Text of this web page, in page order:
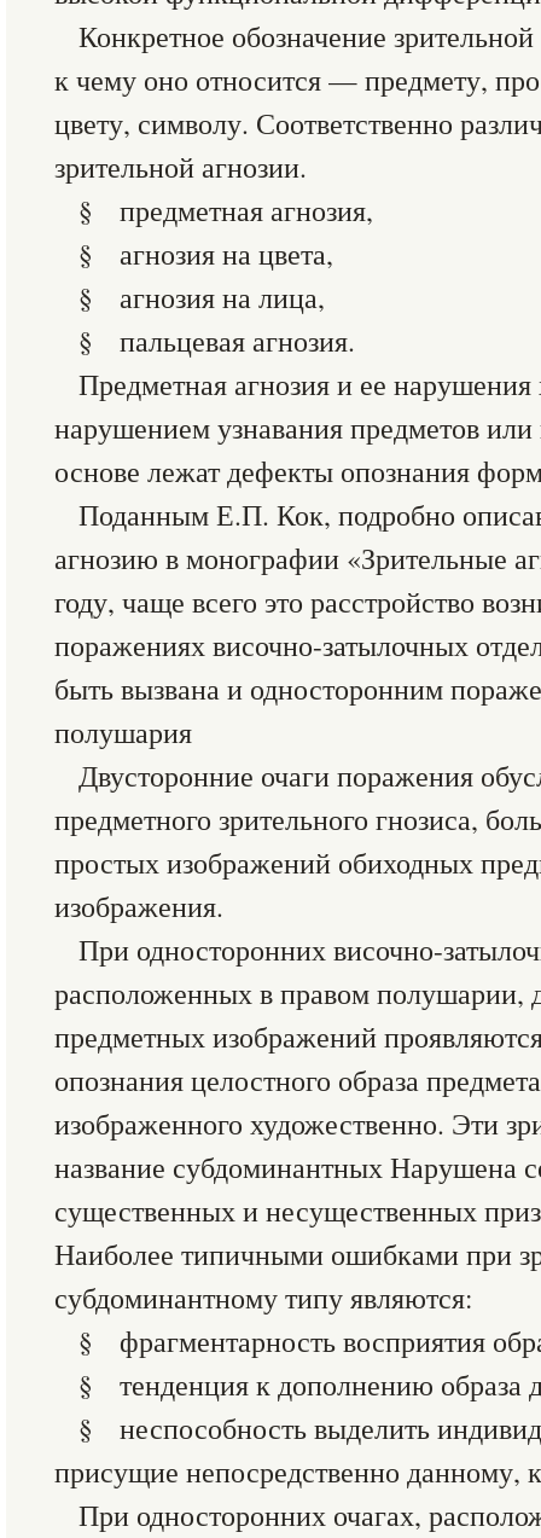
Конкретное обозначение зрительной
к чему оно относится — предмету,
цвету, символу. Соответственно
зрительной агнозии.
§ предметная агнозия,
§ агнозия на цвета,
§ агнозия на лица,
§ пальцевая агнозия.
Предметная агнозия и ее нарушения
нарушением узнавания предметов
основе лежат дефекты опознания
Поданным Е.П. Кок, подробно
агнозию в монографии «Зрительные
году, чаще всего это расстройство
поражениях височно-затылочных
быть вызвана и односторонним
полушария
Двусторонние очаги поражения
предметного зрительного гнозиса,
простых изображений обиходных
изображения.
При односторонних височно-
расположенных в правом полушарии,
предметных изображений
опознания целостного образа
изображенного художественно. Эти
название субдоминантных Нарушена
существенных и несущественных
Наиболее типичными ошибками при
субдоминантному типу являются:
§ фрагментарность восприятия
§ тенденция к дополнению образа
§ неспособность выделить
присущие непосредственно данному,
При односторонних очагах,